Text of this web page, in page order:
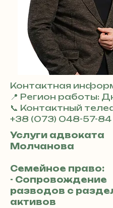
Контактная
📍 Регион работы:
📞 Контактный
+38 (073) 048-57-84
Услуги адвоката
Молчанова
Семейное право:
- Сопровождение
разводов с
активов